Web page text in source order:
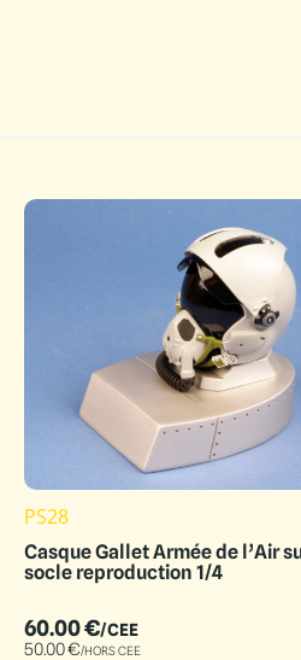
PS28
Casque Gallet Armée de l’Air
socle reproduction 1/4
60.00€/CEE
50.00€/HORS CEE